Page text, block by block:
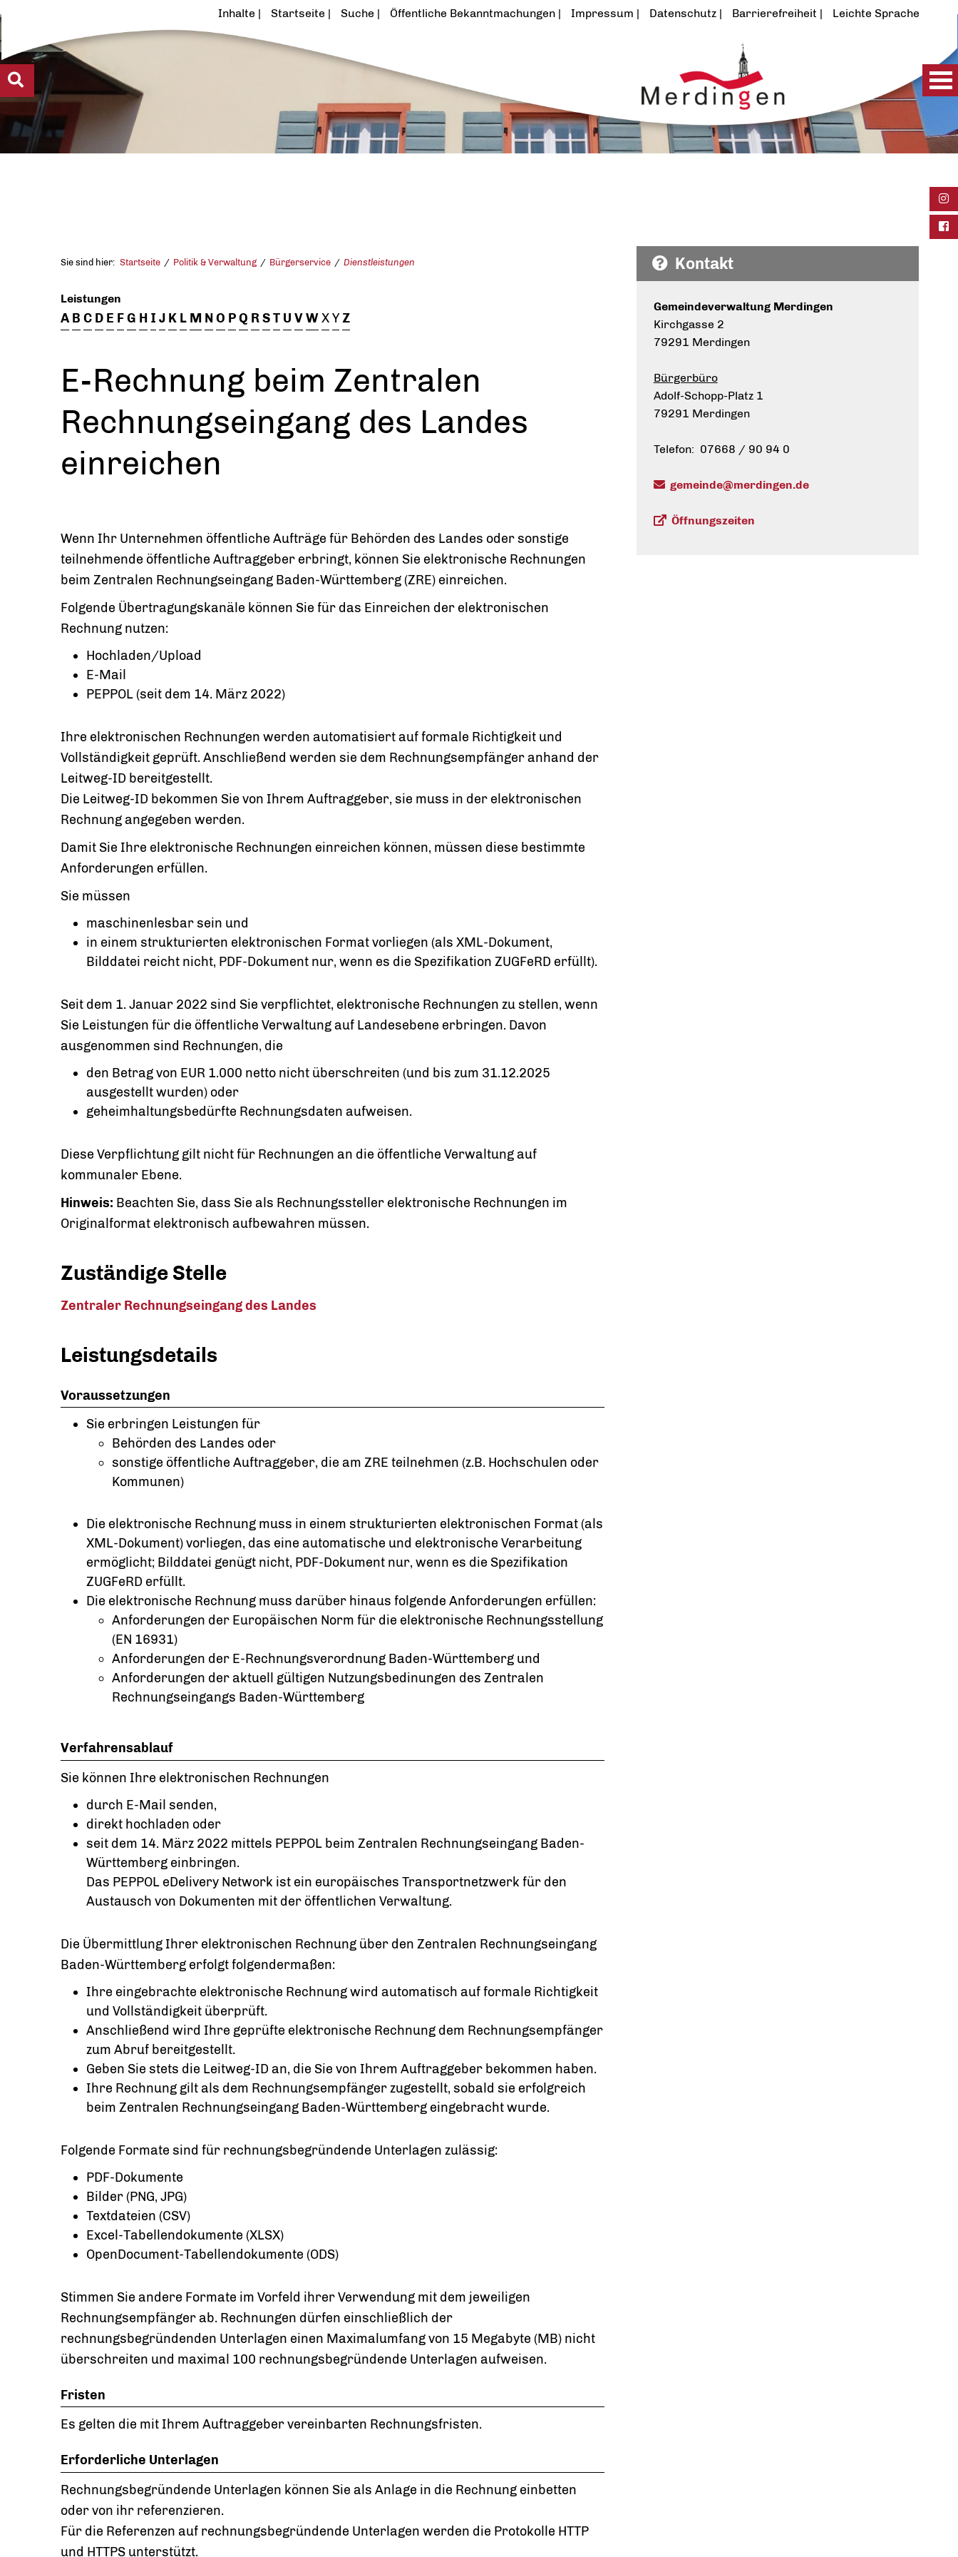
Inhalte Startseite Suche Öffentliche Bekanntmachungen Impressum Datenschutz Barrierefreiheit Leichte Sprache
Sie sind hier: Startseite Politik & Verwaltung Bürgerservice Dienstleistungen
Leistungen
A B C D E FG H I J K L M NO PQ RST U VWXYZ
E-Rechnung beim Zentralen
Rechnungseingang des Landes
einreichen
Wenn Ihr Unternehmen öffentliche Aufträge für Behörden des Landes oder sonstige
teilnehmende öffentliche Auftraggeber erbringt, können Sie elektronische Rechnungen
beim Zentralen Rechnungseingang Baden-Württemberg (ZRE) einreichen.
Folgende Übertragungskanäle können Sie für das Einreichen der elektronischen
Rechnung nutzen:
Hochladen/Upload
E-Mail
PEPPOL (seit dem 14. März 2022)
Ihre elektronischen Rechnungen werden automatisiert auf formale Richtigkeit und
Vollständigkeit geprüft. Anschließend werden sie dem Rechnungsempfänger anhand der
Leitweg-ID bereitgestellt.
Die Leitweg-ID bekommen Sie von Ihrem Auftraggeber, sie muss in der elektronischen
Rechnung angegeben werden.
Damit Sie Ihre elektronische Rechnungen einreichen können, müssen diese bestimmte
Anforderungen erfüllen.
Sie müssen
maschinenlesbar sein und
in einem strukturierten elektronischen Format vorliegen (als XML-Dokument,
Bilddatei reicht nicht, PDF-Dokument nur, wenn es die Spezifikation ZUGFeRD erfüllt).
Seit dem 1. Januar 2022 sind Sie verpflichtet, elektronische Rechnungen zu stellen, wenn
Sie Leistungen für die öffentliche Verwaltung auf Landesebene erbringen. Davon
ausgenommen sind Rechnungen, die
den Betrag von EUR 1.000 netto nicht überschreiten (und bis zum 31.12.2025
ausgestellt wurden) oder
geheimhaltungsbedürfte Rechnungsdaten aufweisen.
Diese Verpflichtung gilt nicht für Rechnungen an die öffentliche Verwaltung auf
kommunaler Ebene.
Hinweis: Beachten Sie, dass Sie als Rechnungssteller elektronische Rechnungen im
Originalformat elektronisch aufbewahren müssen.
Zuständige Stelle
Zentraler Rechnungseingang des Landes
Leistungsdetails
Voraussetzungen
Sie erbringen Leistungen für
Behörden des Landes oder
sonstige öffentliche Auftraggeber, die am ZRE teilnehmen (z.B. Hochschulen oder
Kommunen)
Die elektronische Rechnung muss in einem strukturierten elektronischen Format (als
XML-Dokument) vorliegen, das eine automatische und elektronische Verarbeitung
ermöglicht; Bilddatei genügt nicht, PDF-Dokument nur, wenn es die Spezifikation
ZUGFeRD erfüllt.
Die elektronische Rechnung muss darüber hinaus folgende Anforderungen erfüllen:
Anforderungen der Europäischen Norm für die elektronische Rechnungsstellung
(EN 16931)
Anforderungen der E-Rechnungsverordnung Baden-Württemberg und
Anforderungen der aktuell gültigen Nutzungsbedinungen des Zentralen
Rechnungseingangs Baden-Württemberg
Verfahrensablauf
Sie können Ihre elektronischen Rechnungen
durch E-Mail senden,
direkt hochladen oder
seit dem 14. März 2022 mittels PEPPOL beim Zentralen Rechnungseingang Baden-
Württemberg einbringen.
Das PEPPOL eDelivery Network ist ein europäisches Transportnetzwerk für den
Austausch von Dokumenten mit der öffentlichen Verwaltung.
Die Übermittlung Ihrer elektronischen Rechnung über den Zentralen Rechnungseingang
Baden-Württemberg erfolgt folgendermaßen:
Ihre eingebrachte elektronische Rechnung wird automatisch auf formale Richtigkeit
und Vollständigkeit überprüft.
Anschließend wird Ihre geprüfte elektronische Rechnung dem Rechnungsempfänger
zum Abruf bereitgestellt.
Geben Sie stets die Leitweg-ID an, die Sie von Ihrem Auftraggeber bekommen haben.
Ihre Rechnung gilt als dem Rechnungsempfänger zugestellt, sobald sie erfolgreich
beim Zentralen Rechnungseingang Baden-Württemberg eingebracht wurde.
Folgende Formate sind für rechnungsbegründende Unterlagen zulässig:
PDF-Dokumente
Bilder (PNG, JPG)
Textdateien (CSV)
Excel-Tabellendokumente (XLSX)
OpenDocument-Tabellendokumente (ODS)
Stimmen Sie andere Formate im Vorfeld ihrer Verwendung mit dem jeweiligen
Rechnungsempfänger ab. Rechnungen dürfen einschließlich der
rechnungsbegründenden Unterlagen einen Maximalumfang von 15 Megabyte (MB) nicht
überschreiten und maximal 100 rechnungsbegründende Unterlagen aufweisen.
Fristen
Es gelten die mit Ihrem Auftraggeber vereinbarten Rechnungsfristen.
Erforderliche Unterlagen
Rechnungsbegründende Unterlagen können Sie als Anlage in die Rechnung einbetten
oder von ihr referenzieren.
Für die Referenzen auf rechnungsbegründende Unterlagen werden die Protokolle HTTP
und HTTPS unterstützt.
Kontakt
Gemeindeverwaltung Merdingen
Kirchgasse 2
79291 Merdingen
Bürgerbüro
Adolf-Schopp-Platz 1
79291 Merdingen
Telefon: 07668 / 90 94 0
gemeinde@merdingen.de
Öffnungszeiten